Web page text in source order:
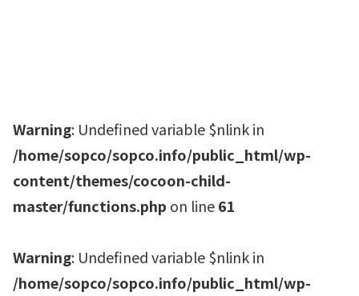
Warning: Undefined variable $nlink in
/home/sopco/sopco.info/public_html/wp-
content/themes/cocoon-child-
master/functions.php on line61
Warning: Undefined variable $nlink in
/home/sopco/sopco.info/public_html/wp-